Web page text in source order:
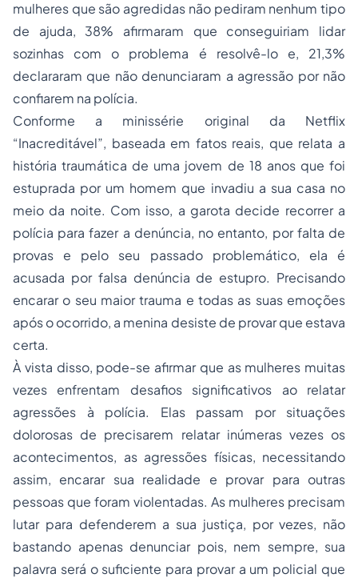
mulheres que são agredidas não pediram nenhum tipo
de ajuda, 38% afirmaram que conseguiriam lidar
sozinhas com o problema é resolvê-lo e, 21,3%
declararam que não denunciaram a agressão por não
confiarem na polícia.
Conforme a minissérie original da Netflix
“Inacreditável”, baseada em fatos reais, que relata a
história traumática de uma jovem de 18 anos que foi
estuprada por um homem que invadiu a sua casa no
meio da noite. Com isso, a garota decide recorrer a
polícia para fazer a denúncia, no entanto, por falta de
provas e pelo seu passado problemático, ela é
acusada por falsa denúncia de estupro. Precisando
encarar o seu maior trauma e todas as suas emoções
após o ocorrido, a menina desiste de provar que estava
certa.
À vista disso, pode-se afirmar que as mulheres muitas
vezes enfrentam desafios significativos ao relatar
agressões à polícia. Elas passam por situações
dolorosas de precisarem relatar inúmeras vezes os
acontecimentos, as agressões físicas, necessitando
assim, encarar sua realidade e provar para outras
pessoas que foram violentadas. As mulheres precisam
lutar para defenderem a sua justiça, por vezes, não
bastando apenas denunciar pois, nem sempre, sua
palavra será o suficiente para provar a um policial que